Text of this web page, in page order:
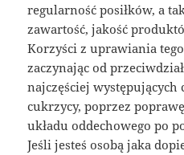
regularność posiłków, a
zawartość, jakość
Korzyści z uprawiania
zaczynając od
najczęściej
cukrzycy, poprzez
układu oddechowego po
Jeśli jesteś osobą jaka